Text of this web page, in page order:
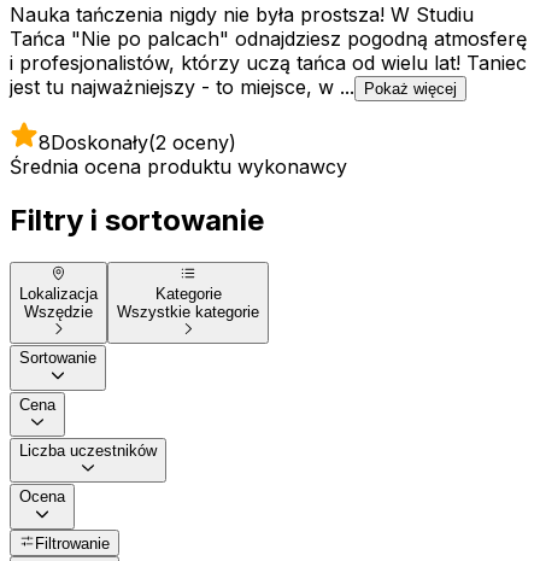
Nauka tańczenia nigdy nie była prostsza! W Studiu
Tańca "Nie po palcach" odnajdziesz pogodną atmosferę
i profesjonalistów, którzy uczą tańca od wielu lat! Taniec
jest tu najważniejszy - to miejsce, w ...
Pokaż więcej
8Doskonały(2 oceny)
Średnia ocena produktu wykonawcy
Filtry i sortowanie
Lokalizacja
Wszędzie
Kategorie
Wszystkie kategorie
Sortowanie
Cena
Liczba uczestników
Ocena
Filtrowanie